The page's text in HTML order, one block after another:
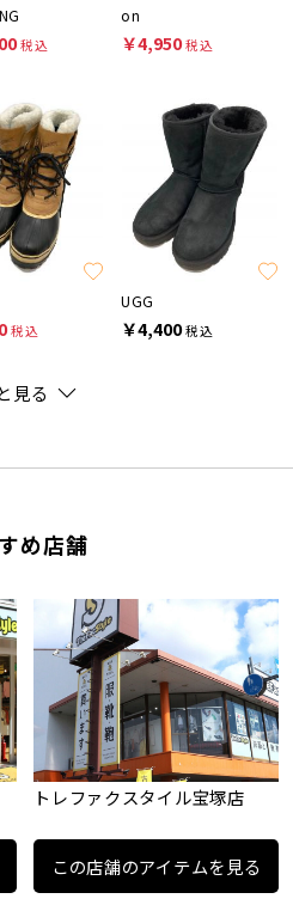
税込
on
￥4,950税込
税込
UGG
￥4,400税込
見る
め店舗
トレファクスタイル宝塚店
この店舗のアイテムを見る